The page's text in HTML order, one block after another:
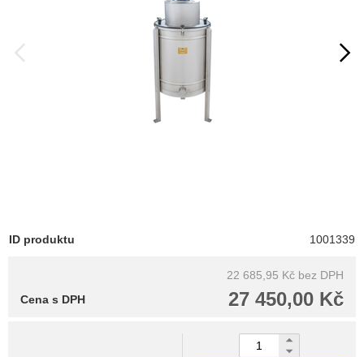
ID produktu 1001339
22 685,95 Kč bez DPH
27 450,00 Kč
Cena s DPH